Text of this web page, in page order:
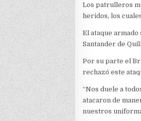
Los patrulleros
heridos, los
El ataque
Santander de
Por su parte el
rechazó este
“Nos duele a
atacaron de
nuestros